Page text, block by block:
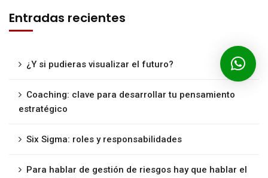
Entradas recientes
¿Y si pudieras visualizar el futuro?
Coaching: clave para desarrollar tu pensamiento
estratégico
Six Sigma: roles y responsabilidades
Para hablar de gestión de riesgos hay que hablar el